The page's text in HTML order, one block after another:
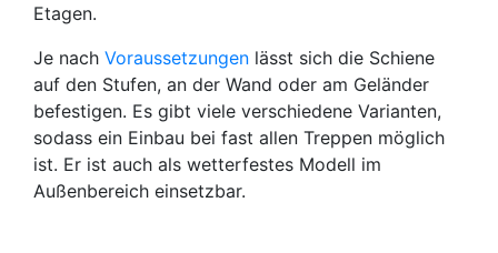
Etagen.
Je nach Voraussetzungen lässt sich die Schiene
auf den Stufen, an der Wand oder am Geländer
befestigen. Es gibt viele verschiedene Varianten,
sodass ein Einbau bei fast allen Treppen möglich
ist. Er ist auch als wetterfestes Modell im
Außenbereich einsetzbar.